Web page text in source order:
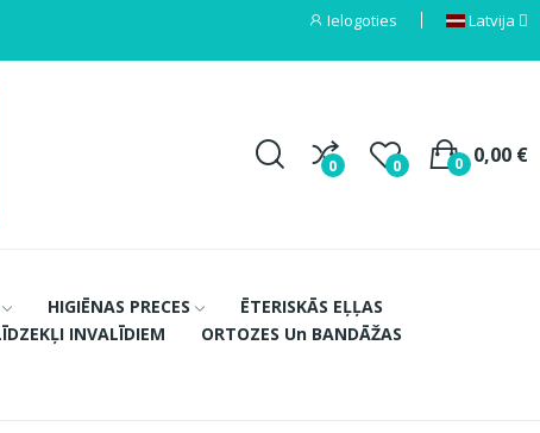
Ielogoties Latvija
0 0 0,00 €
0
HIGIĒNAS PRECES
ĒTERISKĀS EĻĻAS
INVALĪDIEM
ORTOZES Un BANDĀŽAS